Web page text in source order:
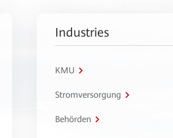
Industries
KMU
Stromversorgung
Behörden